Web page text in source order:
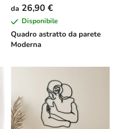
Quadro astratto da parete
Moderna
da 26,90 €
Disponibile